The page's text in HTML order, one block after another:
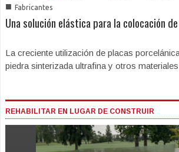
■ Fabricantes
Una solución elástica para la colocación
La creciente utilización de placas
piedra sinterizada ultrafina y otros
REHABILITAR EN LUGAR DE CONSTRUIR